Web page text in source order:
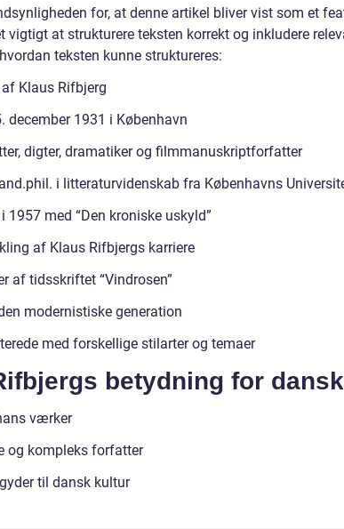
for, at denne artikel bliver vist som et
vigtigt at strukturere teksten korrekt og inkludere
teksten kunne struktureres:
Klaus Rifbjerg
december 1931 i København
digter, dramatiker og filmmanuskriptforfatter
i litteraturvidenskab fra Københavns
1957 med “Den kroniske uskyld”
af Klaus Rifbjergs karriere
af tidsskriftet “Vindrosen”
modernistiske generation
med forskellige stilarter og temaer
betydning for
værker
og kompleks forfatter
til dansk kultur